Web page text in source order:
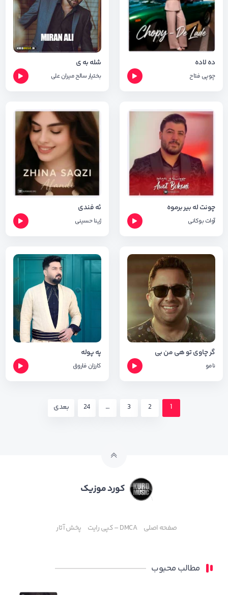
ده لاده
چوپی فتاح
شله به ی
بختیار سالحمیران علی
چونت له بیر برموه
آوات بوکانی
ئه فندی
ژینا حسینی
گر چاوی تو هی من بی
نامو
په پوله
کارزان فاروق
1
2
3
…
24 بعدی
کورد موزیک
صفحه اصلی DMCA – کپی رایت پخش آثار
مطالب محبوب